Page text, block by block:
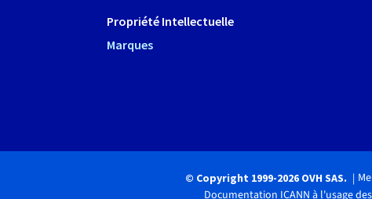
Propriété Intellectuelle
Marques
© Copyright 1999-2026 OVH SAS.
Documentation ICANN à l'usage